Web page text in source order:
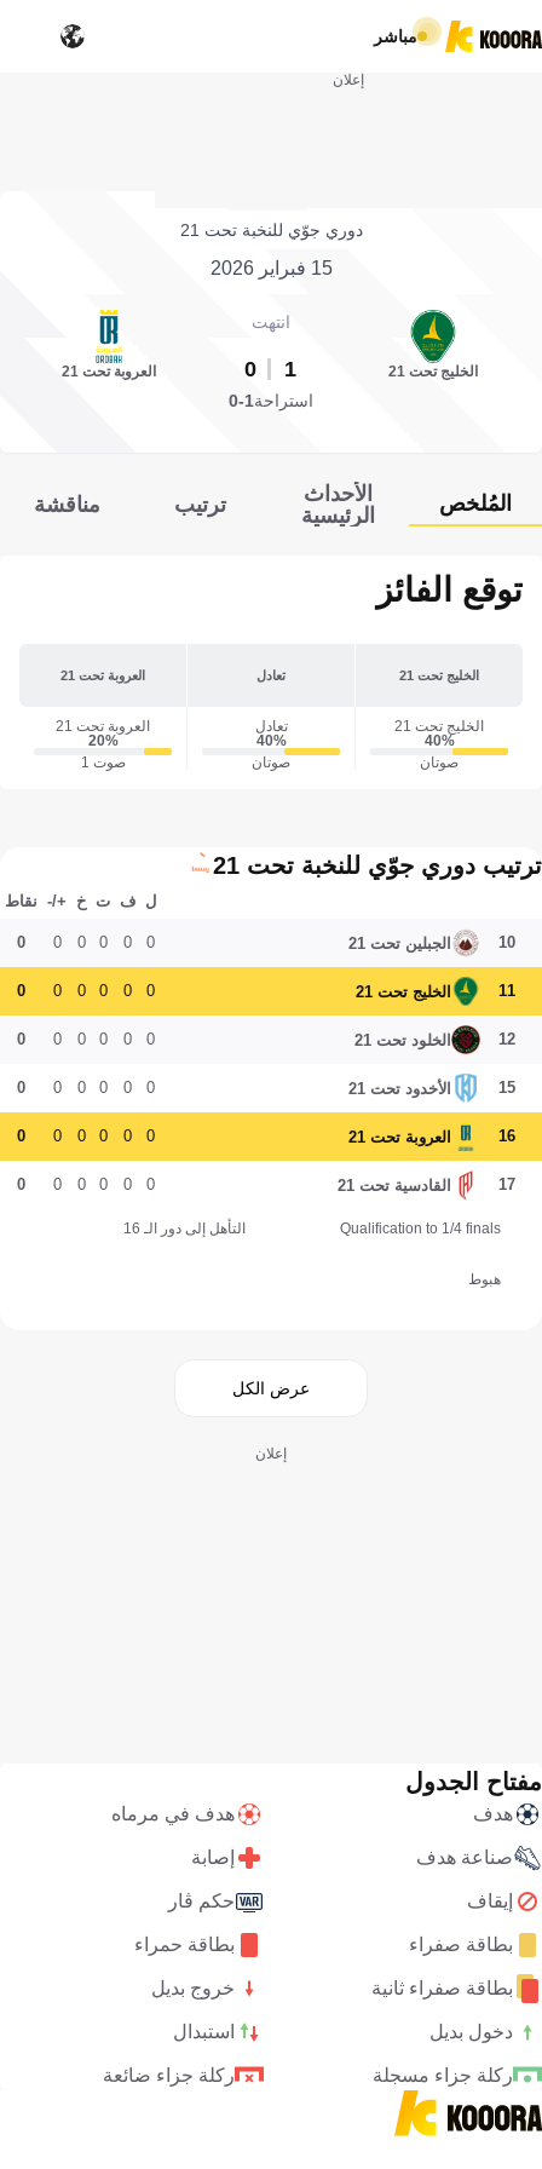
مباشر
إعلان
دوري جوّي للنخبة تحت 21
15 فبراير 2026
الخليج تحت 21
انتهت
1
0 العروبة تحت 21
استراحة1-0
المُلخص
الأحداث
الرئيسية
ترتيب مناقشة
توقع الفائز
الخليج تحت 21 تعادل العروبة تحت 21
الخليج تحت 21
40‎%‎
صوتان
تعادل
40‎%‎
صوتان
العروبة تحت 21
20‎%‎
صوت 1
ترتيب دوري جوّي للنخبة تحت 21
ل ف ت خ +/- نقاط
10 الجبلين تحت 21 0
0
0
0
0
0
11 الخليج تحت 21 0
0
0
0
0
0
12 الخلود تحت 21 0
0
0
0
0
0
15 الأخدود تحت 21 0
0
0
0
0
0
16 العروبة تحت 21 0
0
0
0
0
0
17 القادسية تحت 21 0
0
0
0
0
0
Qualification to 1/4 finals التأهل إلى دور الـ 16
هبوط
عرض الكل
إعلان
مفتاح الجدول
هدف هدف في مرماه
صناعة هدف إصابة
إيقاف حكم ڤار
بطاقة صفراء بطاقة حمراء
بطاقة صفراء ثانية خروج بديل
دخول بديل استبدال
ركلة جزاء مسجلة ركلة جزاء ضائعة